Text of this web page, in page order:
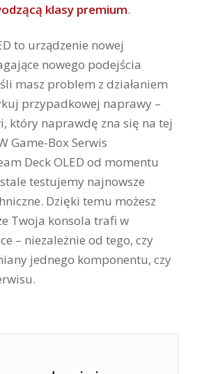
klasy premium.
to urządzenie nowej
nowego podejścia
masz problem z działaniem
przypadkowej naprawy –
który naprawdę zna się na tej
Game-Box Serwis
Deck OLED od momentu
testujemy najnowsze
Dzięki temu możesz
Twoja konsola trafi w
– niezależnie od tego, czy
jednego komponentu, czy